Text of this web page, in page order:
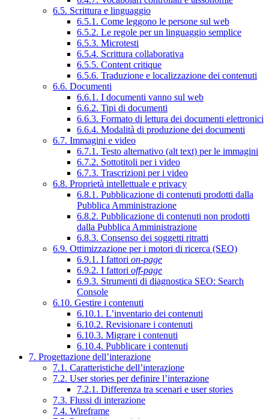
6.5. Scrittura e linguaggio
6.5.1. Come leggono le persone sul web
6.5.2. Le regole per un linguaggio semplice
6.5.3. Microtesti
6.5.4. Scrittura collaborativa
6.5.5. Content critique
6.5.6. Traduzione e localizzazione dei contenuti
6.6. Documenti
6.6.1. I documenti vanno sul web
6.6.2. Tipi di documenti
6.6.3. Formato di lettura dei documenti elettronici
6.6.4. Modalità di produzione dei documenti
6.7. Immagini e video
6.7.1. Testo alternativo (alt text) per le immagini
6.7.2. Sottotitoli per i video
6.7.3. Trascrizioni per i video
6.8. Proprietà intellettuale e privacy
6.8.1. Pubblicazione di contenuti prodotti dalla
Pubblica Amministrazione
6.8.2. Pubblicazione di contenuti non prodotti
dalla Pubblica Amministrazione
6.8.3. Consenso dei soggetti ritratti
6.9. Ottimizzazione per i motori di ricerca (SEO)
6.9.1. I fattori on-page
6.9.2. I fattori off-page
6.9.3. Strumenti di diagnostica SEO: Search
Console
6.10. Gestire i contenuti
6.10.1. L’inventario dei contenuti
6.10.2. Revisionare i contenuti
6.10.3. Migrare i contenuti
6.10.4. Pubblicare i contenuti
7. Progettazione dell’interazione
7.1. Caratteristiche dell’interazione
7.2. User stories per definire l’interazione
7.2.1. Differenza tra scenari e user stories
7.3. Flussi di interazione
7.4. Wireframe